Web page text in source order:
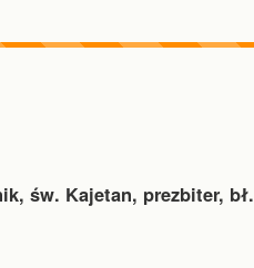
św. Kajetan, prezbiter, bł.